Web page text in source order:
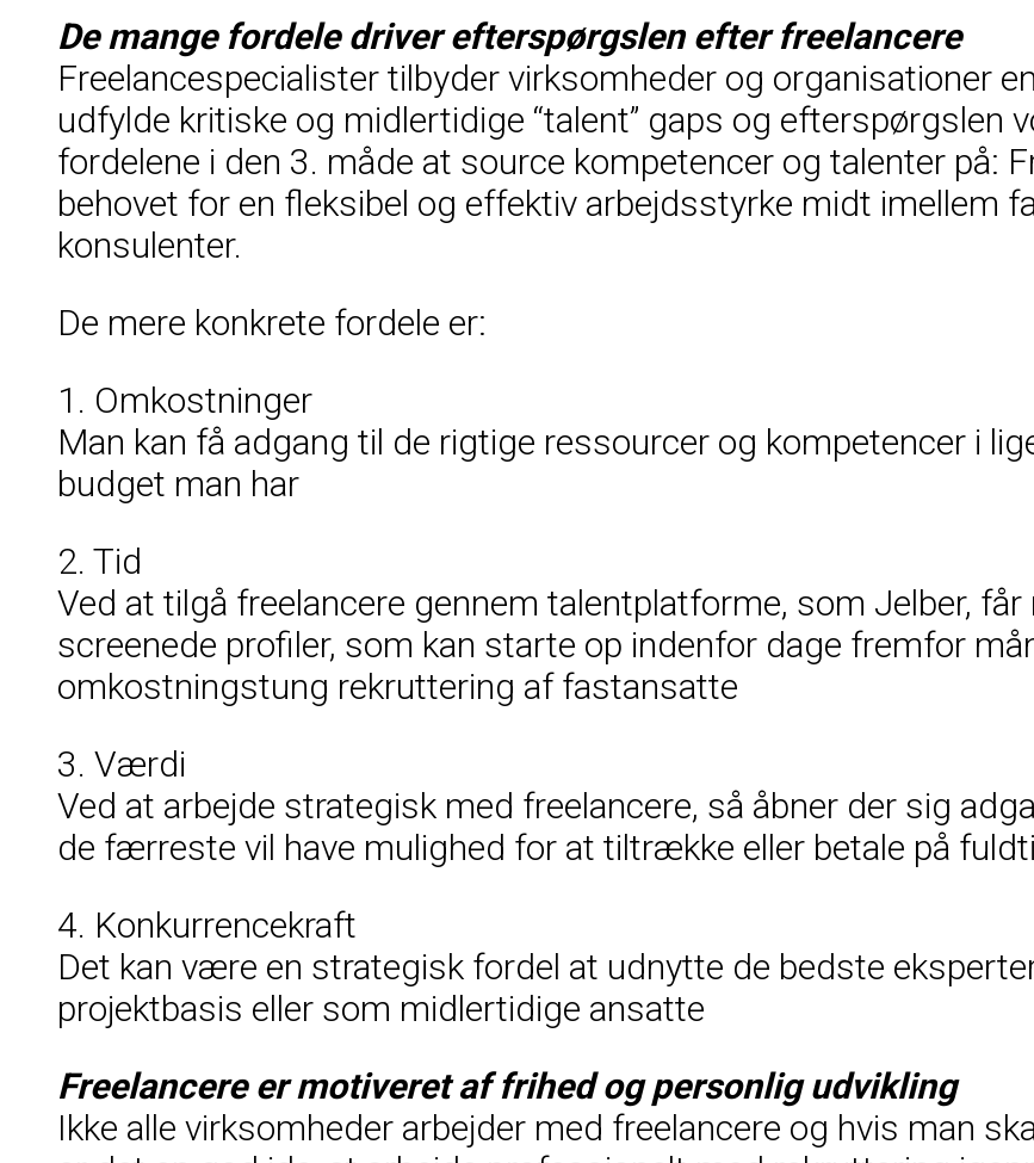
De mange fordele driver efterspørgslen efter freelancere
Freelancespecialister tilbyder virksomheder og organisationer
udfylde kritiske og midlertidige “talent” gaps og efterspørgslen
fordelene i den 3. måde at source kompetencer og talenter på:
behovet for en fleksibel og effektiv arbejdsstyrke midt imellem
konsulenter.
De mere konkrete fordele er:
1. Omkostninger
Man kan få adgang til de rigtige ressourcer og kompetencer i
budget man har
2. Tid
Ved at tilgå freelancere gennem talentplatforme, som Jelber,
screenede profiler, som kan starte op indenfor dage fremfor
omkostningstung rekruttering af fastansatte
3. Værdi
Ved at arbejde strategisk med freelancere, så åbner der sig
de færreste vil have mulighed for at tiltrække eller betale på
4. Konkurrencekraft
Det kan være en strategisk fordel at udnytte de bedste
projektbasis eller som midlertidige ansatte
Freelancere er motiveret af frihed og personlig udvikling
Ikke alle virksomheder arbejder med freelancere og hvis man